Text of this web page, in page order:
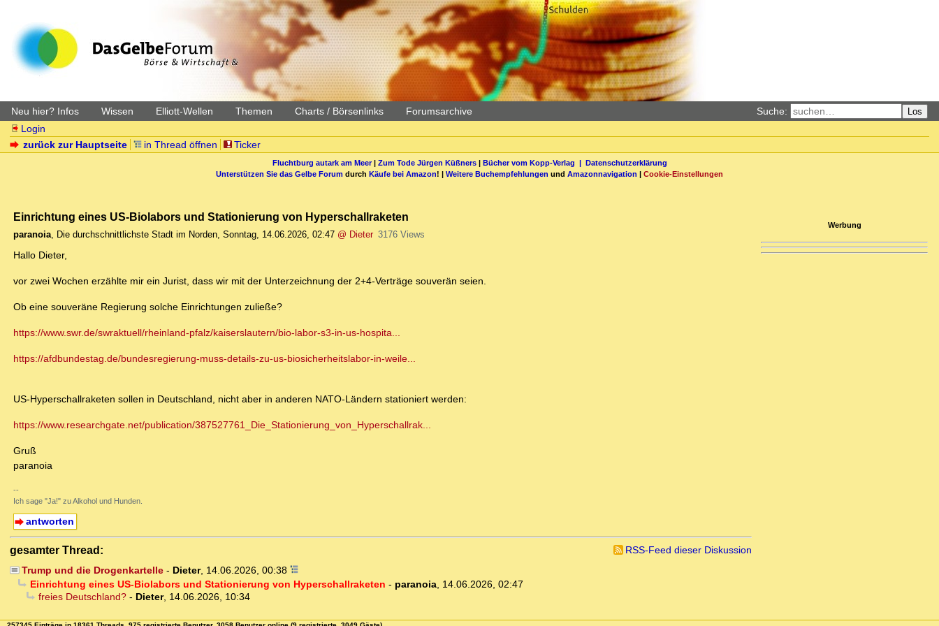
Neu hier? Infos Wissen Elliott-Wellen Themen Charts / Börsenlinks Forumsarchive Suche: Los
Login
zurück zur Hauptseite
in Thread öffnen Ticker
Fluchtburg autark am Meer| Zum Tode Jürgen Küßners| Bücher vom Kopp-Verlag | Datenschutzerklärung
Unterstützen Sie das Gelbe Forum durch Käufe bei Amazon! | Weitere Buchempfehlungen und Amazonnavigation | Cookie-Einstellungen
Einrichtung eines US-Biolabors und Stationierung von Hyperschallraketen
paranoia, Die durchschnittlichste Stadt im Norden, Sonntag, 14.06.2026, 02:47 @ Dieter 3176 Views
Hallo Dieter,
vor zwei Wochen erzählte mir ein Jurist, dass wir mit der Unterzeichnung der 2+4-Verträge souverän seien.
Ob eine souveräne Regierung solche Einrichtungen zuließe?
https://www.swr.de/swraktuell/rheinland-pfalz/kaiserslautern/bio-labor-s3-in-us-hospita...
https://afdbundestag.de/bundesregierung-muss-details-zu-us-biosicherheitslabor-in-weile...
US-Hyperschallraketen sollen in Deutschland, nicht aber in anderen NATO-Ländern stationiert werden:
https://www.researchgate.net/publication/387527761_Die_Stationierung_von_Hyperschallrak...
Gruß
paranoia
--
Ich sage "Ja!" zu Alkohol und Hunden.
antworten
gesamter Thread:
RSS-Feed dieser Diskussion
Trump und die Drogenkartelle- Dieter, 14.06.2026, 00:38
Einrichtung eines US-Biolabors und Stationierung von Hyperschallraketen - paranoia, 14.06.2026, 02:47
freies Deutschland?- Dieter, 14.06.2026, 10:34
Werbung